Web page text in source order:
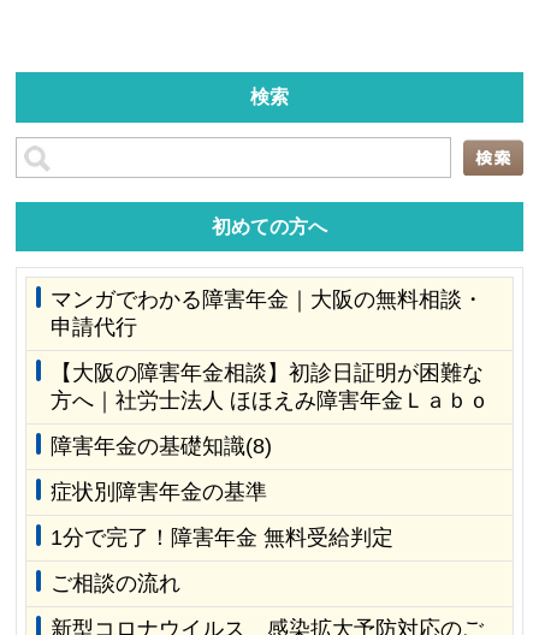
検索
初めての方へ
マンガでわかる障害年金｜大阪の無料相談・
申請代行
【大阪の障害年金相談】初診日証明が困難な
方へ｜社労士法人 ほほえみ障害年金Ｌａｂｏ
障害年金の基礎知識(8)
症状別障害年金の基準
1分で完了！障害年金 無料受給判定
ご相談の流れ
新型コロナウイルス 感染拡大予防対応のご